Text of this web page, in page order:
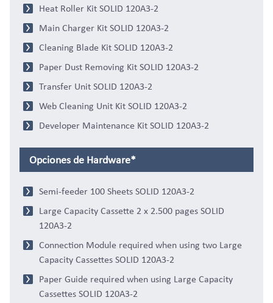
Heat Roller Kit SOLID 120A3-2
Main Charger Kit SOLID 120A3-2
Cleaning Blade Kit SOLID 120A3-2
Paper Dust Removing Kit SOLID 120A3-2
Transfer Unit SOLID 120A3-2
Web Cleaning Unit Kit SOLID 120A3-2
Developer Maintenance Kit SOLID 120A3-2
Opciones de Hardware*
Semi-feeder 100 Sheets SOLID 120A3-2
Large Capacity Cassette 2 x 2.500 pages SOLID
120A3-2
Connection Module required when using two Large
Capacity Cassettes SOLID 120A3-2
Paper Guide required when using Large Capacity
Cassettes SOLID 120A3-2